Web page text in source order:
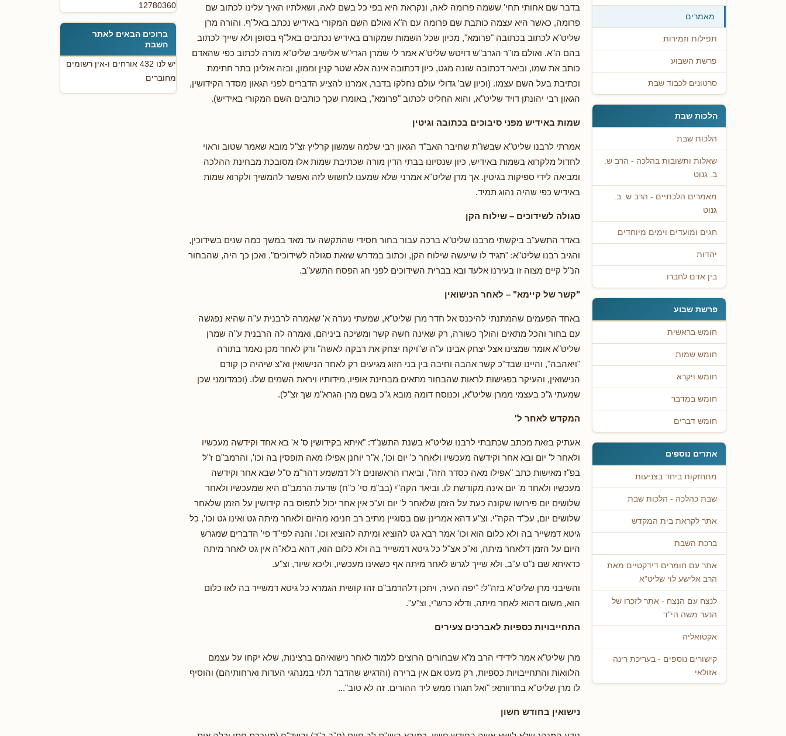
מאמרים
תפילות וזמירות
פרשת השבוע
סרטונים לכבוד שבת
הלכות שבת
הלכות שבת
שאלות ותשובות בהלכה - הרב ש.
ב. גנוט
מאמרים הלכתיים - הרב ש. ב.
גנוט
חגים ומועדים וימים מיוחדים
יהדות
בין אדם לחברו
פרשת שבוע
חומש בראשית
חומש שמות
חומש ויקרא
חומש במדבר
חומש דברים
אתרים נוספים
מתחזקות ביחד בצניעות
שבת כהלכה - הלכות שבת
אתר לקראת בית המקדש
ברכת השבת
אתר עם חומרים דידקטיים מאת
הרב אלישע לוי שליט"א
לנצח עם הנצח - אתר לזכרו של
הנער משה הי"ד
אקטואליה
קישורים נוספים - בעריכת רינה
אזולאי
בדבר שם אחותי תחי' ששמה פרומה לאה, ונקראת היא בפי כל בשם לאה, ושאלתיו האיך עלינו לכתוב שם
פרומה, כאשר היא עצמה כותבת שם פרומה עם ה"א ואולם השם המקורי באידיש נכתב באל"ף. והורה מרן
שליט"א לכתוב בכתובה "פרומא", מכיון שכל השמות שמקורם באידיש נכתבים באל"ף בסופן ולא שייך לכתוב
בהם ה"א. ואולם מו"ר הגרב"ש דויטש שליט"א אמר לי שמרן הגרי"ש אלישיב שליט"א מורה לכתוב כפי שהאדם
כותב את שמו, וביאר דכתובה שונה מגט, כיון דכתובה אינה אלא שטר קנין וממון, ובזה אזלינן בתר חתימת
וכתיבת בעל השם עצמו. (וכיון שב' גדולי עולם נחלקו בדבר, אמרנו להציע הדברים לפני הגאון מסדר הקידושין,
הגאון רבי יהונתן דויד שליט"א, והוא החליט לכתוב "פרומא", באומרו שכך כותבים השם המקורי באידיש).
שמות באידיש מפני סיבוכים בכתובה וגיטין
אמרתי לרבנו שליט"א שבשו"ת שחיבר האב"ד הגאון רבי שלמה שמשון קרליץ זצ"ל מובא שאמר שטוב וראוי
לחדול מלקרוא בשמות באידיש, כיון שנסיונו בבתי הדין מורה שכתיבת שמות אלו מסובכת מבחינת ההלכה
ומביאה לידי ספיקות בגיטין. אך מרן שליט"א אמרני שלא שמענו לחשוש לזה ואפשר להמשיך ולקרוא שמות
באידיש כפי שהיה נהוג תמיד.
סגולה לשידוכים – שילוח הקן
באדר התשע"ב ביקשתי מרבנו שליט"א ברכה עבור בחור חסידי שהתקשה עד מאד במשך כמה שנים בשידוכין,
והגיב רבנו שליט"א: "תגיד לו שיעשה שילוח הקן, וכתוב במדרש שזאת סגולה לשידוכים". ואכן כך היה, שהבחור
הנ"ל קיים מצוה זו בעירנו אלעד ובא בברית השידוכים לפני חג הפסח התשע"ב.
"קשר של קיימא" – לאחר הנישואין
באחד הפעמים שהמתנתי להיכנס אל חדר מרן שליט"א, שמעתי נערה א' שאמרה לרבנית ע"ה שהיא נפגשה
עם בחור והכל מתאים והולך כשורה, רק שאינה חשה קשר ומשיכה ביניהם, ואמרה לה הרבנית ע"ה שמרן
שליט"א אומר שמצינו אצל יצחק אבינו ע"ה ש"ויקח יצחק את רבקה לאשה" ורק לאחר מכן נאמר בתורה
"ויאהבה", והיינו שבד"כ קשר אהבה וחיבה בין בני הזוג מגיעים רק לאחר הנישואין וא"צ שיהיה כן קודם
הנישואין, והעיקר בפגישות לראות שהבחור מתאים מבחינת אופיו, מידותיו ויראת השמים שלו. (וכמדומני שכן
שמעתי ג"כ בעצמי ממרן שליט"א, וכנוסח דומה מובא ג"כ בשם מרן הגרא"מ שך זצ"ל).
המקדש לאחר ל'
אעתיק בזאת מכתב שכתבתי לרבנו שליט"א בשנת התשנ"ד: "איתא בקידושין ס' א' בא אחד וקידשה מעכשיו
ולאחר ל' יום ובא אחר וקידשה מעכשיו ולאחר כ' יום וכו', א"ר יוחנן אפילו מאה תופסין בה וכו', והרמב"ם ז"ל
בפ"ז מאישות כתב "אפילו מאה כסדר הזה", וביארו הראשונים ז"ל דמשמע דהר"מ ס"ל שבא אחר וקידשה
מעכשיו ולאחר מ' יום אינה מקודשת לו, וביאר הקה"י (בב"מ סי' כ"ח) שדעת הרמב"ם היא שמעכשיו ולאחר
שלושים יום פירושו שקונה כעת על הזמן שלאחר ל' יום וע"כ אין אחר יכול לתפוס בה קידושין על הזמן שלאחר
שלושים יום, עכ"ד הקה"י. וצ"ע דהא אמרינן שם בסוגיין מתיב רב חנינא מהיום ולאחר מיתה גט ואינו גט וכו', כל
גיטא דמשייר בה ולא כלום הוא וכו' אמר רבא גט להוציא ומיתה להוציא וכו'. והנה לפי"ד פי' הדברים שמגרש
היום על הזמן דלאחר מיתה, וא"כ אצ"ל כל גיטא דמשייר בה ולא כלום הוא, דהא בלא"ה אין גט לאחר מיתה
כדאיתא שם נ"ט ע"ב, ולא שייך לגרש לאחר מיתה אף כשאינו מעכשיו, וליכא שיור, וצ"ע.
והשיבני מרן שליט"א בזה"ל: "יפה העיר, ויתכן דלהרמב"ם זהו קושית הגמרא כל גיטא דמשייר בה לאו כלום
הוא, משום דהוא לאחר מיתה, ודלא כרש"י, וצ"ע".
התחייבויות כספיות לאברכים צעירים
מרן שליט"א אמר לידידי הרב מ"א שבחורים הרוצים ללמוד לאחר נישואיהם ברצינות, שלא יקחו על עצמם
הלוואות והתחייבויות כספיות, רק מעט אם אין ברירה (והדגיש שהדבר תלוי במנהגי העדות וארחותיהם) והוסיף
לו מרן שליט"א בחדוותא: "ואל תגורו ממש ליד ההורים. זה לא טוב"...
נישואין בחודש חשון
12780360
ברוכים הבאים לאתר
השבת
יש לנו 432 אורחים ו-אין רשומים
מחוברים